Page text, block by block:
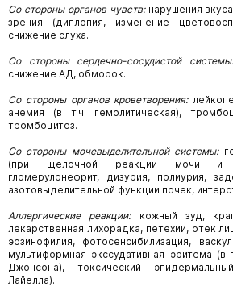
Со стороны органов чувств:нарушения
зрения (диплопия, изменение
снижение слуха.
Со стороны сердечно-сосудистой системы:
снижение АД, обморок.
Со стороны органов кроветворения:
анемия (в т.ч. гемолитическая),
тромбоцитоз.
Со стороны мочевыделительной системы:
(при щелочной реакции мочи и
гломерулонефрит, дизурия, полиурия,
азотовыделительной функции почек,
Аллергические реакции:кожный зуд,
лекарственная лихорадка, петехии, отек
эозинофилия, фотосенсибилизация,
мультиформная экссудативная эритема
Джонсона), токсический
Лайелла).